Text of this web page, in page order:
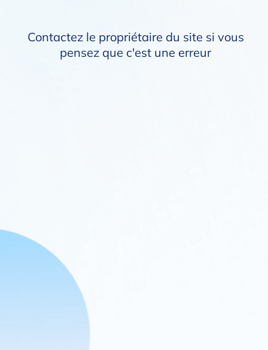
Contactez le propriétaire du site si vous
pensez que c'est une erreur